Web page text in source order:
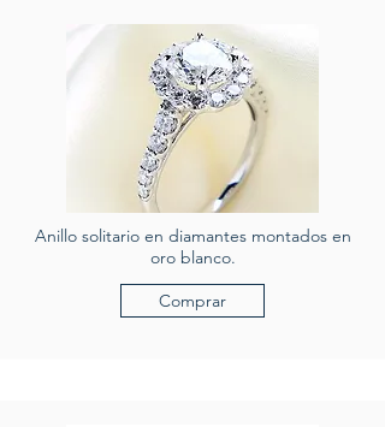
Anillo solitario en diamantes montados en
oro blanco.
Comprar